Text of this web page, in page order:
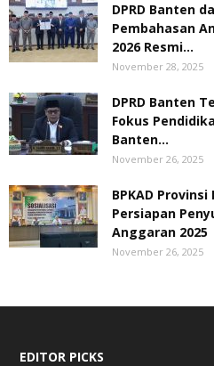
DPRD Banten
Pembahasan
2026 Resmi...
November 28, 2025
DPRD Banten
Fokus
Banten...
November 26, 2025
BPKAD
Persiapan
Anggaran 2025
November 26, 2025
EDITOR PICKS